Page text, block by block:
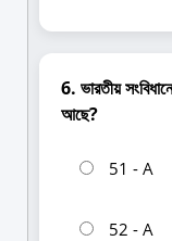
6. ভারতীয়
আছে?
51 - A
52 - A